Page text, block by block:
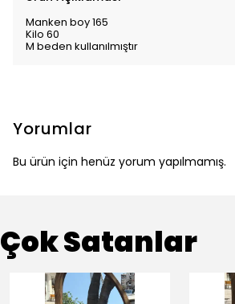
Manken boy 165
Kilo 60
M beden kullanılmıştır
Yorumlar
Bu ürün için henüz yorum yapılmamış.
Çok Satanlar